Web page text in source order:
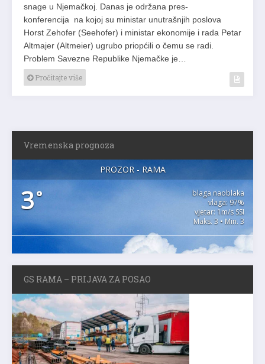
snage u Njemačkoj. Danas je održana pres-
konferencija na kojoj su ministar unutrašnjih poslova
Horst Zehofer (Seehofer) i ministar ekonomije i rada Petar
Altmajer (Altmeier) ugrubo priopćili o čemu se radi.
Problem Savezne Republike Njemačke je…
Pročitajte više
Vremenska prognoza
PROZOR - RAMA
3°
blaga naoblaka
vlaga: 97%
vjetar: 1m/s SSI
Maks. 3 • Min. 3
GS RAMA – PRIJAVA ZA POSAO